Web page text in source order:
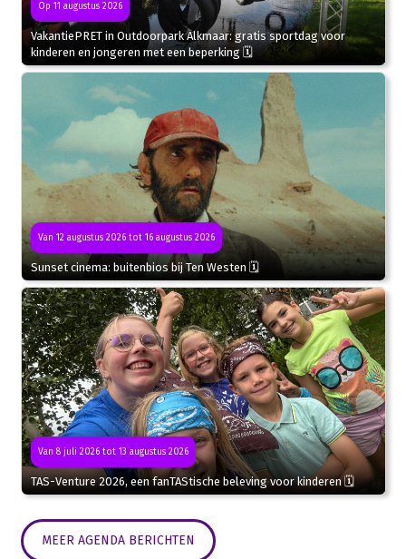
Op 11 augustus 2026
VakantiePRET in Outdoorpark Alkmaar: gratis sportdag voor
kinderen en jongeren met een beperking 🗓
Van 12 augustus 2026 tot 16 augustus 2026
Sunset cinema: buitenbios bij Ten Westen 🗓
Van 8 juli 2026 tot 13 augustus 2026
TAS-Venture 2026, een fanTAStische beleving voor kinderen 🗓
MEER AGENDA BERICHTEN